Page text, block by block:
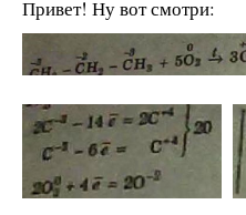
Привет! Ну вот смотри: